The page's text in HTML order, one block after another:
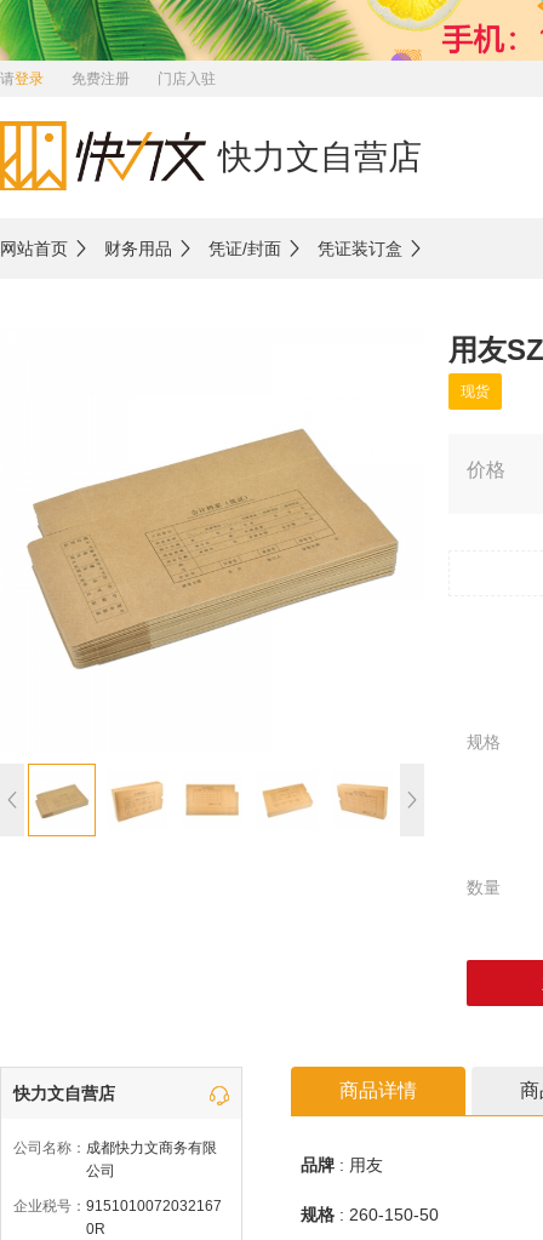
请登录 免费注册 门店入驻
快力文自营店
网站首页 财务用品 凭证/封面 凭证装订盒
用友
现货
价格
规格
数量
快力文自营店
公司名称： 成都快力文商务有限
公司
企业税号： 9151010072032167
0R
商品详情 商
品牌 : 用友
规格 : 260-150-50